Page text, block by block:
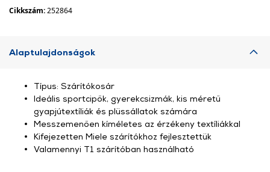
Cikkszám:252864
Alaptulajdonságok
Típus: Szárítókosár
Ideális sportcipők, gyerekcsizmák, kis méretű
gyapjútextíliák és plüssállatok számára
Messzemenően kíméletes az érzékeny textíliákkal
Kifejezetten Miele szárítókhoz fejlesztettük
Valamennyi T1 szárítóban használható